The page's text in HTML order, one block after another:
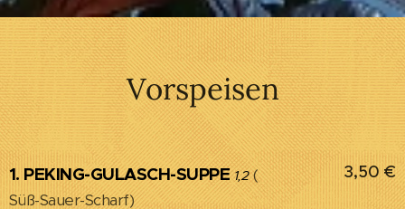
Vorspeisen
1. PEKING-GULASCH-SUPPE1,2(
Süß-Sauer-Scharf)
3,50 €